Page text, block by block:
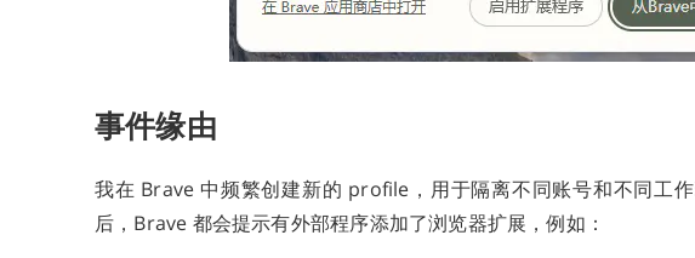
事件缘由
我在 Brave 中频繁创建新的 profile，用于隔离不同账号和不同工
后，Brave 都会提示有外部程序添加了浏览器扩展，例如：